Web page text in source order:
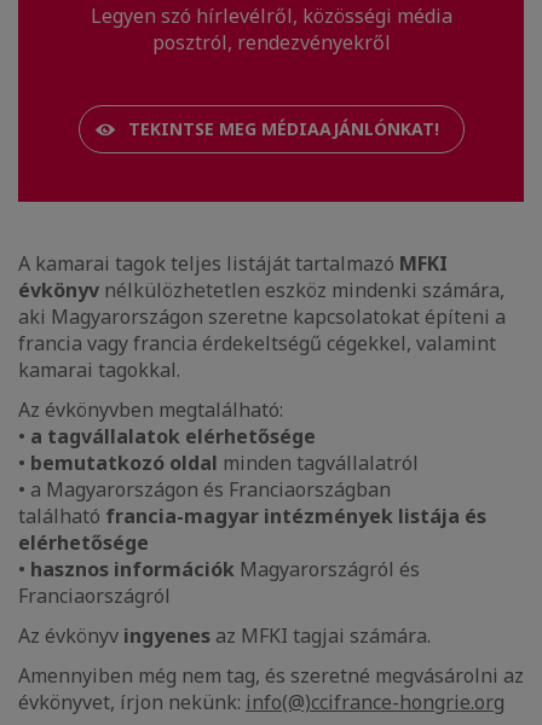
Legyen szó hírlevélről, közösségi média
posztról, rendezvényekről
TEKINTSE MEG MÉDIAAJÁNLÓNKAT!
A kamarai tagok teljes listáját tartalmazó MFKI
évkönyv nélkülözhetetlen eszköz mindenki számára,
aki Magyarországon szeretne kapcsolatokat építeni a
francia vagy francia érdekeltségű cégekkel, valamint
kamarai tagokkal.
Az évkönyvben megtalálható:
• a tagvállalatok elérhetősége
• bemutatkozó oldal minden tagvállalatról
• a Magyarországon és Franciaországban
található francia-magyar intézmények listája és
elérhetősége
• hasznos információk Magyarországról és
Franciaországról
Az évkönyv ingyenes az MFKI tagjai számára.
Amennyiben még nem tag, és szeretné megvásárolni az
évkönyvet, írjon nekünk: info(@)ccifrance-hongrie.org